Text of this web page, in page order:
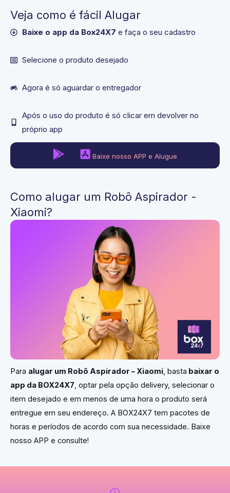
Veja como é fácil Alugar
Baixe o app da Box24X7 e faça o seu cadastro
Selecione o produto desejado​
Agora é só aguardar o entregador
Após o uso do produto é só clicar em devolver no
próprio app
Baixe nosso APP e Alugue
Como alugar um Robô Aspirador -
Xiaomi?
Para alugar um Robô Aspirador – Xiaomi, basta baixar o
app da BOX24X7, optar pela opção delivery, selecionar o
item desejado e em menos de uma hora o produto será
entregue em seu endereço. A BOX24X7 tem pacotes de
horas e períodos de acordo com sua necessidade. Baixe
nosso APP e consulte!